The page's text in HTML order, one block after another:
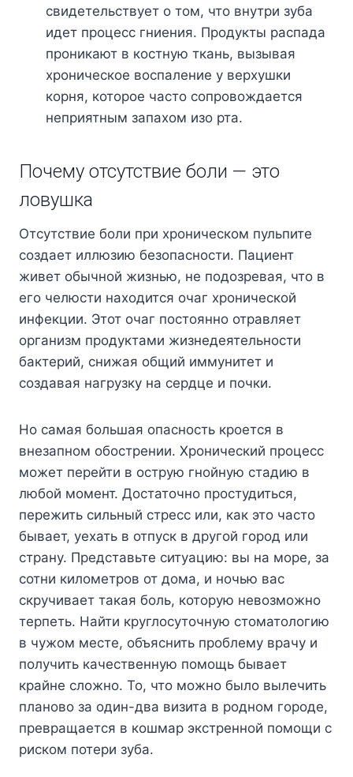
свидетельствует о том, что внутри зуба
идет процесс гниения. Продукты распада
проникают в костную ткань, вызывая
хроническое воспаление у верхушки
корня, которое часто сопровождается
неприятным запахом изо рта.
Почему отсутствие боли — это
ловушка
Отсутствие боли при хроническом пульпите
создает иллюзию безопасности. Пациент
живет обычной жизнью, не подозревая, что в
его челюсти находится очаг хронической
инфекции. Этот очаг постоянно отравляет
организм продуктами жизнедеятельности
бактерий, снижая общий иммунитет и
создавая нагрузку на сердце и почки.
Но самая большая опасность кроется в
внезапном обострении. Хронический процесс
может перейти в острую гнойную стадию в
любой момент. Достаточно простудиться,
пережить сильный стресс или, как это часто
бывает, уехать в отпуск в другой город или
страну. Представьте ситуацию: вы на море, за
сотни километров от дома, и ночью вас
скручивает такая боль, которую невозможно
терпеть. Найти круглосуточную стоматологию
в чужом месте, объяснить проблему врачу и
получить качественную помощь бывает
крайне сложно. То, что можно было вылечить
планово за один-два визита в родном городе,
превращается в кошмар экстренной помощи с
риском потери зуба.